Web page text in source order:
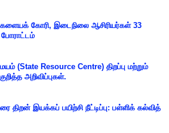
கோரி, இடைநிலை ஆசிரியர்கள் 33
(State Resource Centre) திறப்பு மற்றும்
அறிவிப்புகள்.
திறன் இயக்கப் பயிற்சி நீட்டிப்பு: பள்ளிக் கல்வித்